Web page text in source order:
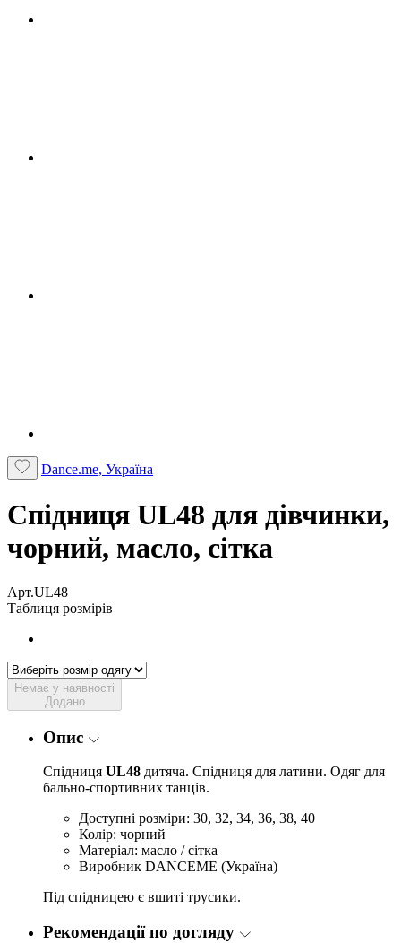
Dance.me, Україна
Спідниця UL48 для дівчинки,
чорний, масло, сітка
Арт.UL48
Таблиця розмірів
Немає у наявності
Додано
Опис
Спідниця UL48 дитяча. Спідниця для латини. Одяг для
бально-спортивних танців.
Доступні розміри: 30, 32, 34, 36, 38, 40
Колір: чорний
Матеріал: масло / сітка
Виробник DANCEME (Україна)
Під спідницею є вшиті трусики.
Рекомендації по догляду